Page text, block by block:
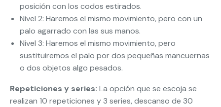
posición con los codos estirados.
Nivel 2: Haremos el mismo movimiento, pero con un
palo agarrado con las sus manos.
Nivel 3: Haremos el mismo movimiento, pero
sustituiremos el palo por dos pequeñas mancuernas
o dos objetos algo pesados.
Repeticiones y series: La opción que se escoja se
realizan 10 repeticiones y 3 series, descanso de 30